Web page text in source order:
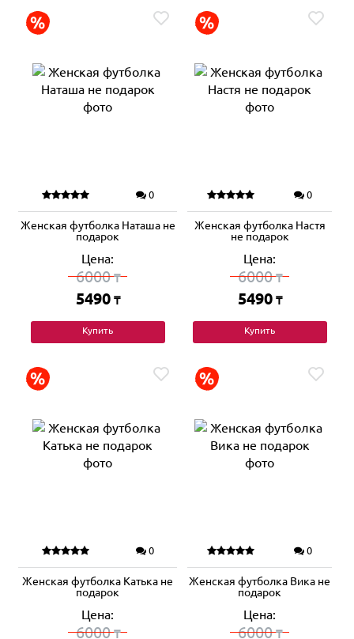
0
Женская футболка Наташа не
подарок
Цена:
6000₸
5490 ₸
Купить
0
Женская футболка Настя
не подарок
Цена:
6000₸
5490 ₸
Купить
0
Женская футболка Катька не
подарок
Цена:
6000₸
0
Женская футболка Вика не
подарок
Цена:
6000₸